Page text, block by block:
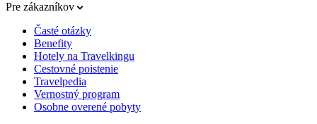
Pre zákazníkov
Časté otázky
Benefity
Hotely na Travelkingu
Cestovné poistenie
Travelpedia
Vernostný program
Osobne overené pobyty